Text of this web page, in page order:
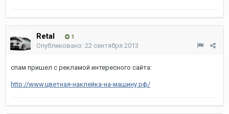
Retal 1
Опубликовано: 22 сентября 2013
спам пришел с рекламой интересного сайта:
http://www.цветная-наклейка-на-машину.рф/